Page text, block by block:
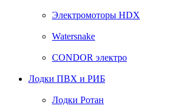
Электромоторы HDX
Watersnake
CONDOR электро
Лодки ПВХ и РИБ
Лодки Ротан